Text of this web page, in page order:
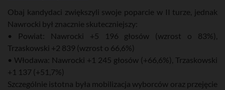
Obaj kandydaci zwiększyli swoje poparcie w II turze, jednak
Nawrocki był znacznie skuteczniejszy:
• Powiat: Nawrocki +5 196 głosów (wzrost o 83%),
Trzaskowski +2 839 (wzrost o 66,6%)
• Włodawa: Nawrocki +1 245 głosów (+66,6%), Trzaskowski
+1 137 (+51,7%)
Szczególnie istotna była mobilizacja wyborców oraz przejęcie